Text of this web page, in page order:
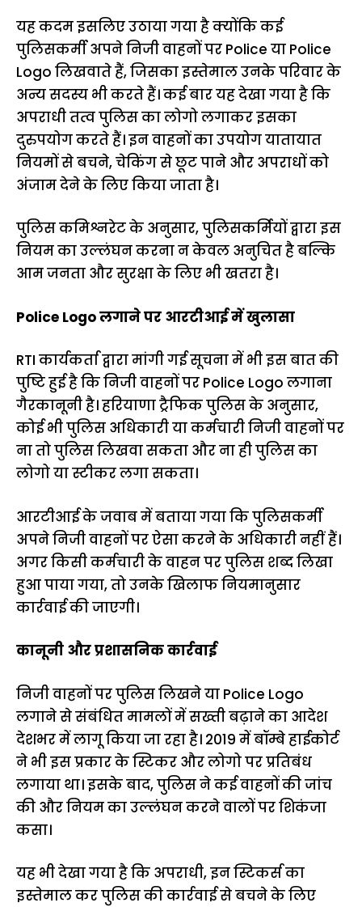
यह कदम इसलिए उठाया गया है क्योंकि कई
पुलिसकर्मी अपने निजी वाहनों पर Police या Police
Logo लिखवाते हैं, जिसका इस्तेमाल उनके परिवार के
अन्य सदस्य भी करते हैं। कई बार यह देखा गया है कि
अपराधी तत्व पुलिस का लोगो लगाकर इसका
दुरुपयोग करते हैं। इन वाहनों का उपयोग यातायात
नियमों से बचने, चेकिंग से छूट पाने और अपराधों को
अंजाम देने के लिए किया जाता है।
पुलिस कमिश्नरेट के अनुसार, पुलिसकर्मियों द्वारा इस
नियम का उल्लंघन करना न केवल अनुचित है बल्कि
आम जनता और सुरक्षा के लिए भी खतरा है।
Police Logo लगाने पर आरटीआई में खुलासा
RTI कार्यकर्ता द्वारा मांगी गई सूचना में भी इस बात की
पुष्टि हुई है कि निजी वाहनों पर Police Logo लगाना
गैरकानूनी है। हरियाणा ट्रैफिक पुलिस के अनुसार,
कोई भी पुलिस अधिकारी या कर्मचारी निजी वाहनों पर
ना तो पुलिस लिखवा सकता और ना ही पुलिस का
लोगो या स्टीकर लगा सकता।
आरटीआई के जवाब में बताया गया कि पुलिसकर्मी
अपने निजी वाहनों पर ऐसा करने के अधिकारी नहीं हैं।
अगर किसी कर्मचारी के वाहन पर पुलिस शब्द लिखा
हुआ पाया गया, तो उनके खिलाफ नियमानुसार
कार्रवाई की जाएगी।
कानूनी और प्रशासनिक कार्रवाई
निजी वाहनों पर पुलिस लिखने या Police Logo
लगाने से संबंधित मामलों में सख्ती बढ़ाने का आदेश
देशभर में लागू किया जा रहा है। 2019 में बॉम्बे हाईकोर्ट
ने भी इस प्रकार के स्टिकर और लोगो पर प्रतिबंध
लगाया था। इसके बाद, पुलिस ने कई वाहनों की जांच
की और नियम का उल्लंघन करने वालों पर शिकंजा
कसा।
यह भी देखा गया है कि अपराधी, इन स्टिकर्स का
इस्तेमाल कर पुलिस की कार्रवाई से बचने के लिए